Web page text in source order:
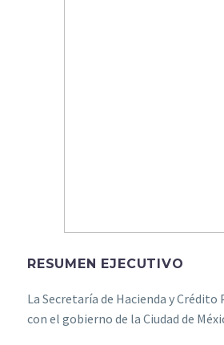
RESUMEN EJECUTIVO
La Secretaría de Hacienda y
con el gobierno de la Ciudad de